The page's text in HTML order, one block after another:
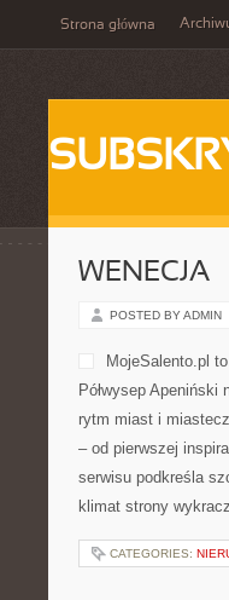
Strona główna
WENECJA
POSTED BY ADMIN
MojeSalento.pl
Półwysep
rytm miast i
– od pierwszej
serwisu podkreśla
klimat strony
CATEGORIES: